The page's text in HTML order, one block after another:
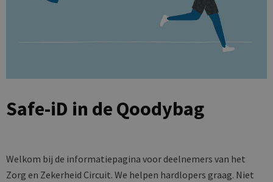
Safe-iD in de Qoodybag
Welkom bij de informatiepagina voor deelnemers van het
Zorg en Zekerheid Circuit. We helpen hardlopers graag. Niet